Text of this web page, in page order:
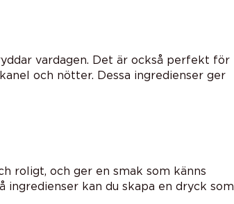
vardagen. Det är också perfekt för
och nötter. Dessa ingredienser ger
roligt, och ger en smak som känns
kan du skapa en dryck som